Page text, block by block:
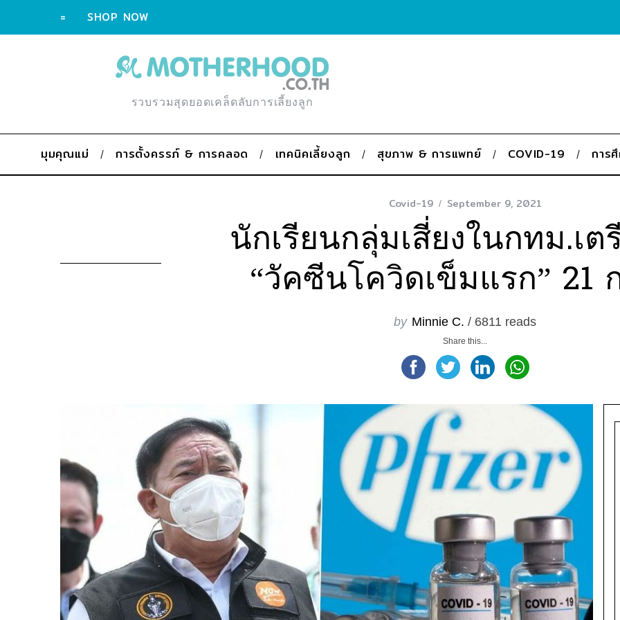
= SHOP NOW
รวบรวมสุดยอดเคล็ดลับการเลี้ยงลูก
มุมคุณแม่ การตั้งครรภ์ & การคลอด เทคนิคเลี้ยงลูก สุขภาพ & การแพทย์ COVID-19 การ
Covid-19 September 9, 2021
นักเรียนกลุ่มเสี่ยงในกทม.เต
“วัคซีนโควิดเข็มแรก” 21
by Minnie C. / 6811 reads
Share this...